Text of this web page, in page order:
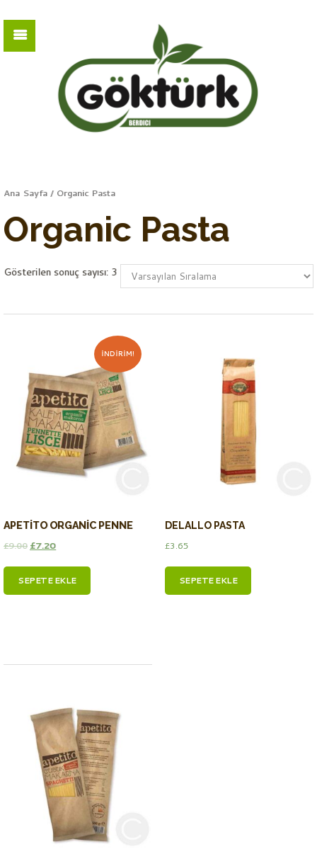
Ana Sayfa / Organic Pasta
Organic Pasta
Gösterilen sonuç sayısı: 3
İNDIRIM!
APETITO ORGANIC PENNE
£9.00 £7.20
SEPETE EKLE
DELALLO PASTA
£3.65
SEPETE EKLE